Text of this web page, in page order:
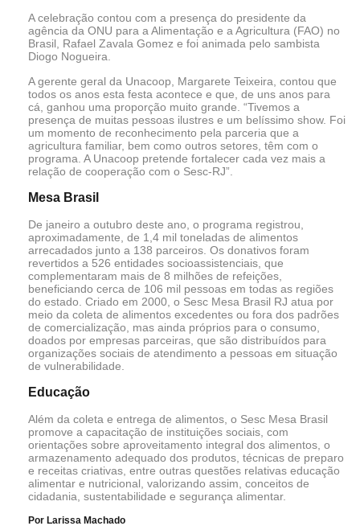
A celebração contou com a presença do presidente da
agência da ONU para a Alimentação e a Agricultura (FAO) no
Brasil, Rafael Zavala Gomez e foi animada pelo sambista
Diogo Nogueira.
A gerente geral da Unacoop, Margarete Teixeira, contou que
todos os anos esta festa acontece e que, de uns anos para
cá, ganhou uma proporção muito grande. “Tivemos a
presença de muitas pessoas ilustres e um belíssimo show. Foi
um momento de reconhecimento pela parceria que a
agricultura familiar, bem como outros setores, têm com o
programa. A Unacoop pretende fortalecer cada vez mais a
relação de cooperação com o Sesc-RJ”.
Mesa Brasil
De janeiro a outubro deste ano, o programa registrou,
aproximadamente, de 1,4 mil toneladas de alimentos
arrecadados junto a 138 parceiros. Os donativos foram
revertidos a 526 entidades socioassistenciais, que
complementaram mais de 8 milhões de refeições,
beneficiando cerca de 106 mil pessoas em todas as regiões
do estado. Criado em 2000, o Sesc Mesa Brasil RJ atua por
meio da coleta de alimentos excedentes ou fora dos padrões
de comercialização, mas ainda próprios para o consumo,
doados por empresas parceiras, que são distribuídos para
organizações sociais de atendimento a pessoas em situação
de vulnerabilidade.
Educação
Além da coleta e entrega de alimentos, o Sesc Mesa Brasil
promove a capacitação de instituições sociais, com
orientações sobre aproveitamento integral dos alimentos, o
armazenamento adequado dos produtos, técnicas de preparo
e receitas criativas, entre outras questões relativas educação
alimentar e nutricional, valorizando assim, conceitos de
cidadania, sustentabilidade e segurança alimentar.
Por Larissa Machado